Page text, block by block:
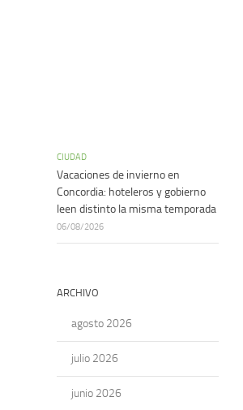
CIUDAD
Vacaciones de invierno en
Concordia: hoteleros y gobierno
leen distinto la misma temporada
06/08/2026
ARCHIVO
agosto 2026
julio 2026
junio 2026